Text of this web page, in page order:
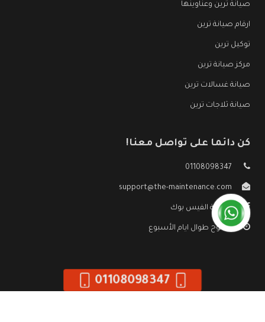
صيانة ترين وعناوينها
ارقام صيانة ترين
توكيل ترين
مركز صيانة ترين
صيانة غسالات ترين
صيانة ثلاجات ترين
كن دائما على تواصل معنا!
01108098347
support@the-maintenance.com
صفحة الفيس بوك
مفتوح طوال ايام الأسبوع
01108098347